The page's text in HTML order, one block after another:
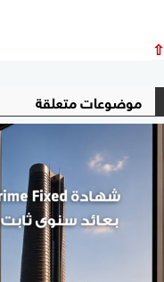
⇧
موضوعات متعلقة